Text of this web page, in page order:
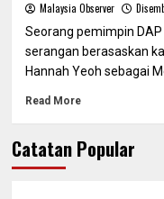
Malaysia Observer
Seorang pemimpin
serangan berasaskan
Hannah Yeoh sebagai
Read More
Catatan Popular